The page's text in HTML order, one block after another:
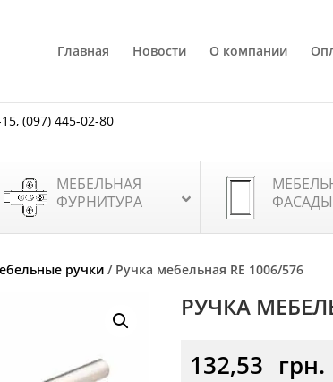
Главная Новости О компании
,(097) 445-02-80
МЕБЕЛЬНАЯ
ФУРНИТУРА
ФАСАДЫ
ручки / Ручка мебельная RE 1006/576
РУЧКА
132,53 грн.